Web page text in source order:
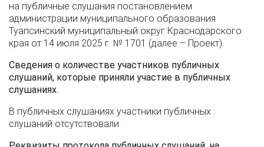
на публичные слушания постановлением
администрации муниципального образования
Туапсинский муниципальный округ Краснодарского
края от 14 июля 2025 г. № 1701 (далее – Проект).
Сведения о количестве участников публичных
слушаний, которые приняли участие в публичных
слушаниях.
В публичных слушаниях участники публичных
слушаний отсутствовали.